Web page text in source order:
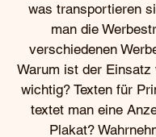
was transportieren
man die
verschiedenen
Warum ist der Einsatz
wichtig? Texten für
textet man eine
Plakat?